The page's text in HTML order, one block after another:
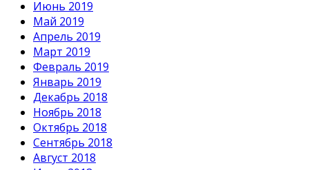
Июнь 2019
Май 2019
Апрель 2019
Март 2019
Февраль 2019
Январь 2019
Декабрь 2018
Ноябрь 2018
Октябрь 2018
Сентябрь 2018
Август 2018